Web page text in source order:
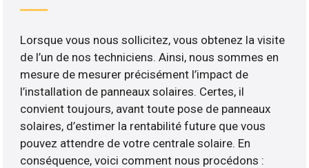
Lorsque vous nous sollicitez, vous obtenez la visite
de l’un de nos techniciens. Ainsi, nous sommes en
mesure de mesurer précisément l’impact de
l’installation de panneaux solaires. Certes, il
convient toujours, avant toute pose de panneaux
solaires, d’estimer la rentabilité future que vous
pouvez attendre de votre centrale solaire. En
conséquence, voici comment nous procédons :